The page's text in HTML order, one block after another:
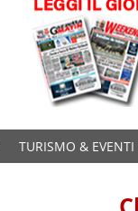
TURISMO & EVENTI